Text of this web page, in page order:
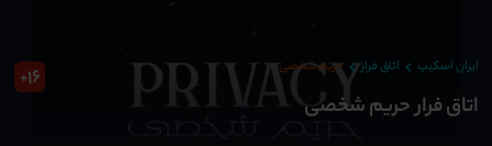
ایران اسکیپ اتاق فرار حریم شخصی
اتاق فرار حریم شخصی
16
+